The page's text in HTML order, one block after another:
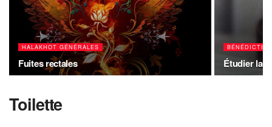
HALAKHOT GÉNÉRALES
Fuites rectales Étudier la
Toilette